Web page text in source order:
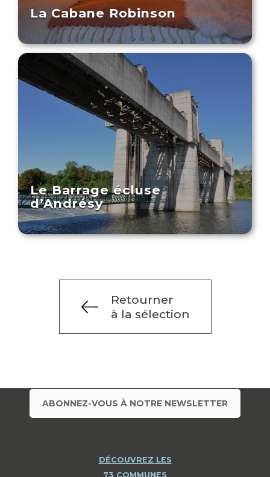
La Cabane Robinson
Le Barrage écluse
d’Andrésy
Retourner
à la sélection
ABONNEZ-VOUS À NOTRE NEWSLETTER
DÉCOUVREZ LES
73 COMMUNES